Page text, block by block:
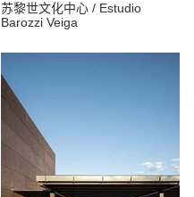
苏黎世文化中心 / Estudio
Barozzi Veiga